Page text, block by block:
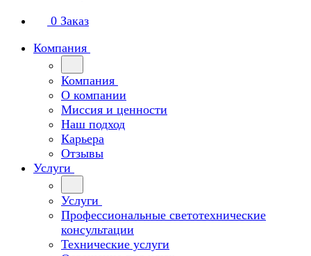
0 Заказ
Компания
Компания
О компании
Миссия и ценности
Наш подход
Карьера
Отзывы
Услуги
Услуги
Профессиональные светотехнические
консультации
Технические услуги